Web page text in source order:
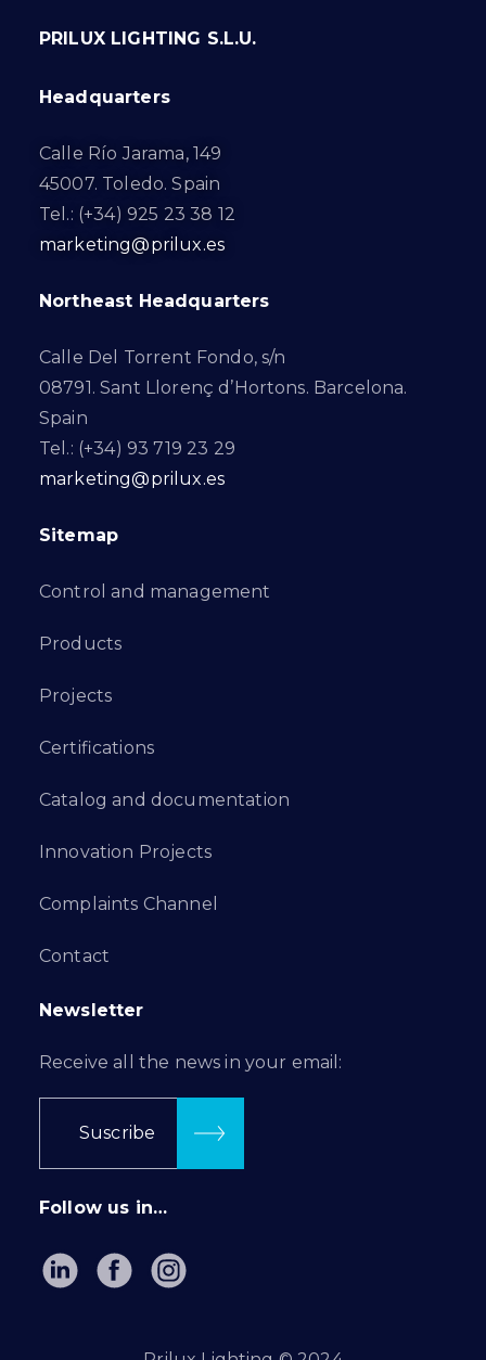
PRILUX LIGHTING S.L.U.
Headquarters
Calle Río Jarama, 149
45007. Toledo. Spain
Tel.: (+34) 925 23 38 12
marketing@prilux.es
Northeast Headquarters
Calle Del Torrent Fondo, s/n
08791. Sant Llorenç d’Hortons. Barcelona.
Spain
Tel.: (+34) 93 719 23 29
marketing@prilux.es
Sitemap
Control and management
Products
Projects
Certifications
Catalog and documentation
Innovation Projects
Complaints Channel
Contact
Newsletter
Receive all the news in your email:
Suscribe
Follow us in…